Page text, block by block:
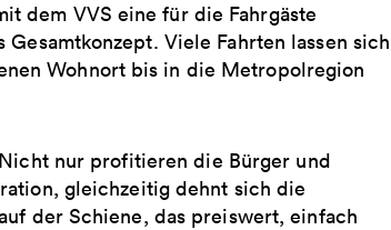
dem VVS eine für die Fahrgäste
Viele Fahrten lassen sich
Wohnort bis in die Metropolregion
nur profitieren die Bürger und
gleichzeitig dehnt sich die
der Schiene, das preiswert, einfach